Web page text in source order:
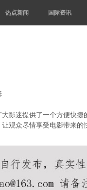
热点新闻 国际资讯
影迷提供了一个方便快
观众尽情享受电影带来